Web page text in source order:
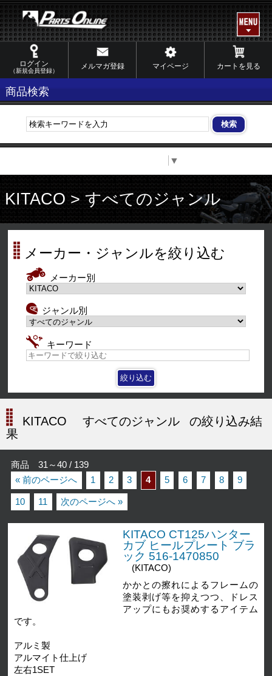
ログイン
（新規会員登録）
メルマガ登録 マイページ カートを見る
商品検索
▼
KITACO > すべてのジャンル
メーカー・ジャンルを絞り込む
メーカー別
ジャンル別
キーワード
KITACO すべてのジャンル
の絞り込み結
果
商品 31～40 / 139
« 前のページへ
1 2 3 4 5 6 7 8 9
10 11 次のページへ »
KITACO CT125ハンター
カブ ヒールプレート ブラ
ック 516-1470850
(KITACO)
かかとの擦れによるフレームの
塗装剥げ等を抑えつつ、ドレス
アップにもお奨めするアイテム
です。
アルミ製
アルマイト仕上げ
左右1SET